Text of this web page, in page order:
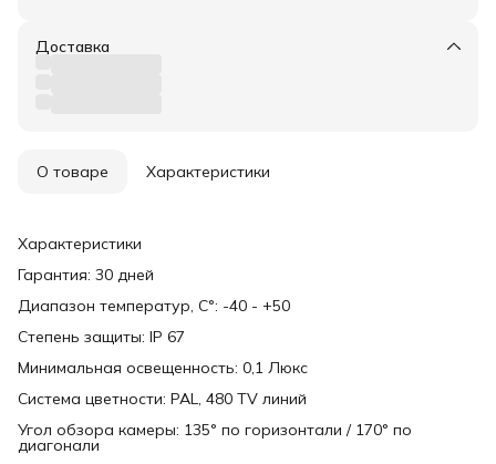
Доставка
О товаре Характеристики
Характеристики
Гарантия: 30 дней
Диапазон температур, С°: -40 - +50
Степень защиты: IP 67
Минимальная освещенность: 0,1 Люкс
Система цветности: PAL, 480 TV линий
Угол обзора камеры: 135° по горизонтали / 170° по
диагонали